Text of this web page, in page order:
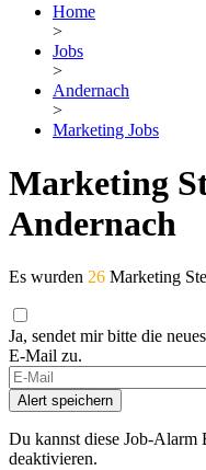
Home
>
Jobs
>
Andernach
>
Marketing Jobs
Marketing
Andernach
Es wurden 26 Marketing
Ja, sendet mir bitte die
E-Mail zu.
Alert speichern
Du kannst diese Job-Alarm
deaktivieren.